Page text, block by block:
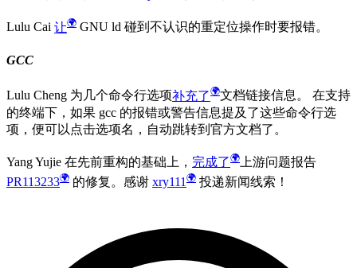
Lulu Cai 让 GNU ld 碰到不认识的重定位操作时要报错。
GCC
Lulu Cheng 为几个命令行选项补充了
文档链接信息。 在支持
的终端下，如果 gcc 的报错或警告信息提及了这些命令行选
项，便可以点击选项名，自动跳转到官方文档了。
Yang Yujie 在先前重构的基础上， 完成了
上游问题报告
PR113233
的修复。感谢 xry111 投递新闻线索！